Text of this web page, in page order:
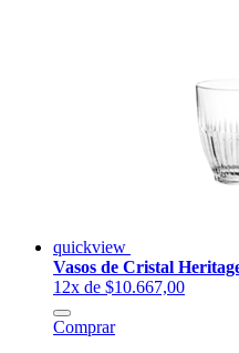
quickview
Vasos de Cristal
12x de $10.667,00
Comprar